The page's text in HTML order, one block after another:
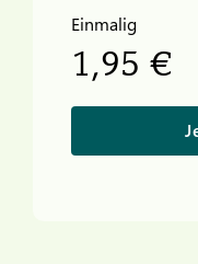
Einmalig
1,95 €